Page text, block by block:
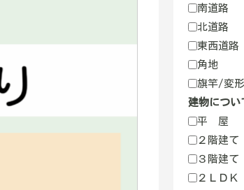
南道路
北道路
東西道路
角地
旗竿/変
建物につい
平 屋
２階建て
３階建て
２ＬＤＫ